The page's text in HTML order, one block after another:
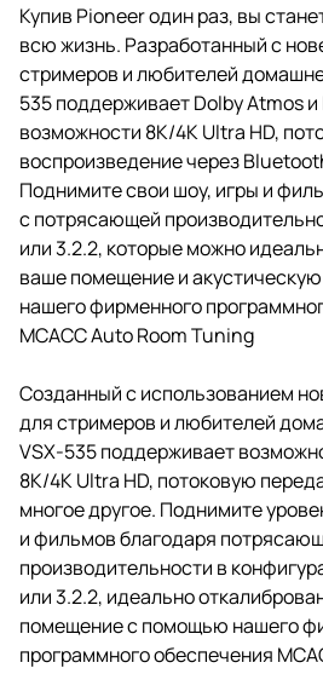
Купив Pioneer один раз, вы
всю жизнь. Разработанный с
стримеров и любителей
535 поддерживает Dolby Atmos
возможности 8K/4K Ultra HD,
воспроизведение через
Поднимите свои шоу, игры и
с потрясающей
или 3.2.2, которые можно
ваше помещение и
нашего фирменного
MCACC Auto Room Tuning
Созданный с использованием
для стримеров и любителей
VSX-535 поддерживает
8K/4K Ultra HD, потоковую
многое другое. Поднимите
и фильмов благодаря
производительности в
или 3.2.2, идеально
помещение с помощью нашего
программного обеспечения